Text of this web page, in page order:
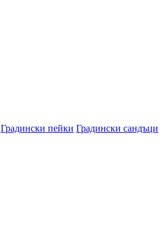
Градински пейки Градински сандъци